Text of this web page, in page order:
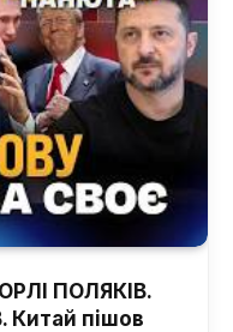
ПОЛЯКІВ.
Китай пішов